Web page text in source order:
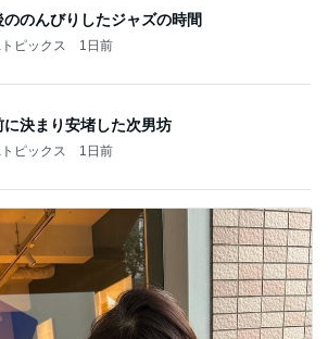
ののんびりしたジャズの時間
ピックス 1日前
に決まり安堵した次男坊
ピックス 1日前